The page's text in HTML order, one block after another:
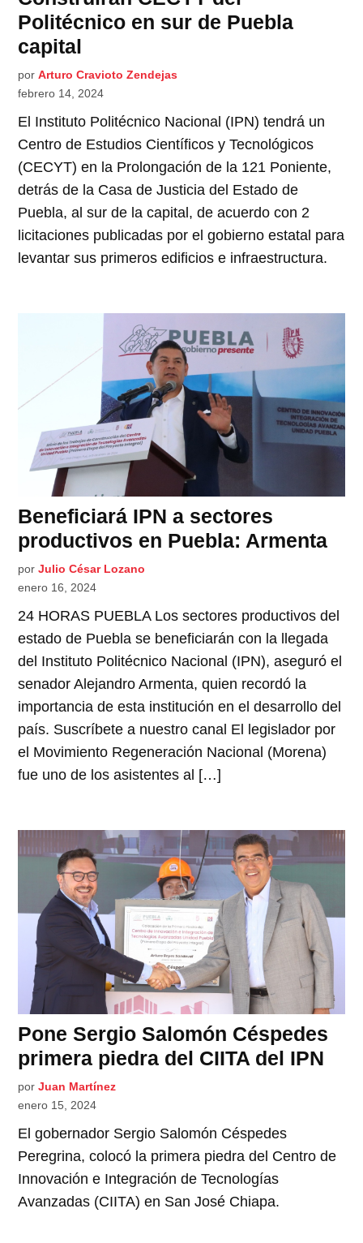
Politécnico en sur de Puebla
capital
por Arturo Cravioto Zendejas
febrero 14, 2024
El Instituto Politécnico Nacional (IPN) tendrá un
Centro de Estudios Científicos y Tecnológicos
(CECYT) en la Prolongación de la 121 Poniente,
detrás de la Casa de Justicia del Estado de
Puebla, al sur de la capital, de acuerdo con 2
licitaciones publicadas por el gobierno estatal para
levantar sus primeros edificios e infraestructura.
Beneficiará IPN a sectores
productivos en Puebla: Armenta
por Julio César Lozano
enero 16, 2024
24 HORAS PUEBLA Los sectores productivos del
estado de Puebla se beneficiarán con la llegada
del Instituto Politécnico Nacional (IPN), aseguró el
senador Alejandro Armenta, quien recordó la
importancia de esta institución en el desarrollo del
país. Suscríbete a nuestro canal El legislador por
el Movimiento Regeneración Nacional (Morena)
fue uno de los asistentes al […]
Pone Sergio Salomón Céspedes
primera piedra del CIITA del IPN
por Juan Martínez
enero 15, 2024
El gobernador Sergio Salomón Céspedes
Peregrina, colocó la primera piedra del Centro de
Innovación e Integración de Tecnologías
Avanzadas (CIITA) en San José Chiapa.